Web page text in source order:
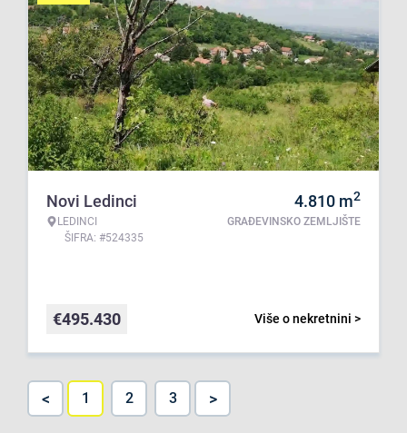
Novi Ledinci
LEDINCI
ŠIFRA: #524335
4.810 m2
GRAĐEVINSKO ZEMLJIŠTE
Više o nekretnini >
€495.430
< 1 2 3 >